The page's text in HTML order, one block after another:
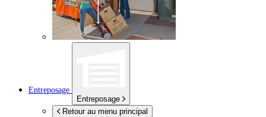
Entreposage
Entreposage
Retour au menu principal